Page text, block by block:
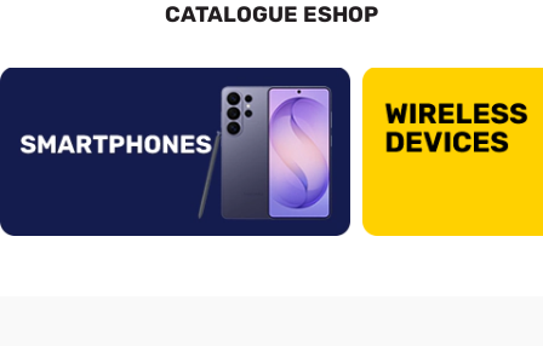
CATALOGUE ESHOP